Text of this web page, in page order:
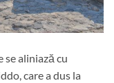
se aliniază cu
care a dus la